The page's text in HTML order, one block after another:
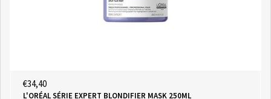
€34,40
L'ORÉAL SÉRIE EXPERT BLONDIFIER MASK 250ML